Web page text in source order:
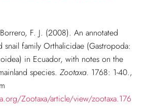
F. J. (2008). An annotated
snail family Orthalicidae (Gastropoda:
in Ecuador, with notes on the
species. Zootaxa. 1768: 1-40.,
Zootaxa/article/view/zootaxa.176